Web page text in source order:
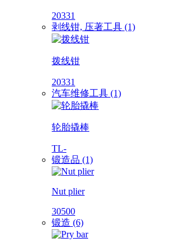
20331
剥线钳, 压著工具 (1)
拨线钳
20331
汽车维修工具 (1)
轮胎撬棒
TL-
锻造品 (1)
Nut plier
30500
锻造 (6)